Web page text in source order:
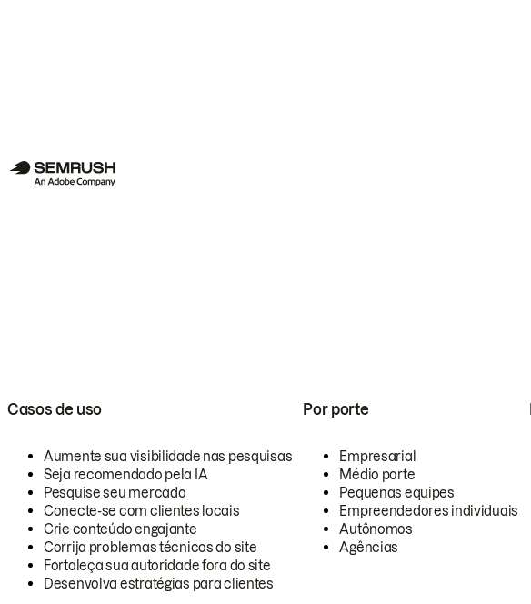
Casos de uso
Aumente sua visibilidade nas pesquisas
Seja recomendado pela IA
Pesquise seu mercado
Conecte-se com clientes locais
Crie conteúdo engajante
Corrija problemas técnicos do site
Fortaleça sua autoridade fora do site
Desenvolva estratégias para clientes
Por porte
Empresarial
Médio porte
Pequenas equipes
Empreendedores individuais
Autônomos
Agências